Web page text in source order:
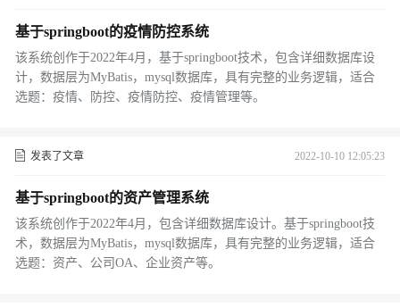
基于springboot的疫情防控系统
该系统创作于2022年4月，基于springboot技术，包含详细数据库设
计，数据层为MyBatis，mysql数据库，具有完整的业务逻辑，适合
选题：疫情、防控、疫情防控、疫情管理等。
发表了文章 2022-10-10 12:05:23
基于springboot的资产管理系统
该系统创作于2022年4月，包含详细数据库设计。基于springboot技
术，数据层为MyBatis，mysql数据库，具有完整的业务逻辑，适合
选题：资产、公司OA、企业资产等。